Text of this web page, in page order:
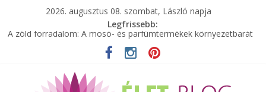
2026. augusztus 08. szombat, László napja
Legfrissebb:
A zöld forradalom: A mosó- és parfümtermékek környezetbarát
szempontjainak erősítése
Elérhető zöld energia mindenki számára
Tartalék ajándék, amit szívesen megtartasz magadnak